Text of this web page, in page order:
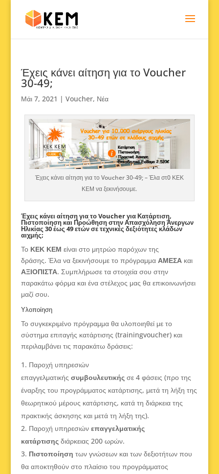
Έχεις κάνει αίτηση για το Voucher
30-49;
Μάι 7, 2021 | Voucher, Νέα
Έχεις κάνει αίτηση για το Voucher 30-49; – Έλα στ0 ΚΕΚ
ΚΕΜ να ξεκινήσουμε.
Έχεις κάνει αίτηση για το Voucher για Κατάρτιση,
Πιστοποίηση και Προώθηση στην Απασχόληση Άνεργων
Ηλικίας 30 έως 49 ετών σε τεχνικές δεξιότητες κλάδων
αιχμής;
ΤοΚΕΚ ΚΕΜ είναι στο μητρώο παρόχων της
δράσης. Έλα να ξεκινήσουμε το πρόγραμμαΑΜΕΣΑκαι
ΑΞΙΟΠΙΣΤΑ. Συμπλήρωσε τα στοιχεία σου στην
παρακάτω φόρμα και ένα στέλεχος μας θα επικοινωνήσει
μαζί σου.
Υλοποίηση
Το συγκεκριμένο πρόγραμμα θα υλοποιηθεί με το
σύστημα επιταγής κατάρτισης (trainingvoucher) και
περιλαμβάνει τις παρακάτω δράσεις:
Παροχή υπηρεσιών
επαγγελματικής συμβουλευτικήςσε 4 φάσεις (προ της
έναρξης του προγράμματος κατάρτισης, μετά τη λήξη της
θεωρητικού μέρους κατάρτισης, κατά τη διάρκεια της
πρακτικής άσκησης και μετά τη λήξη της).
Παροχή υπηρεσιώνεπαγγελματικής
κατάρτισης διάρκειας 200 ωρών.
Πιστοποίηση των γνώσεων και των δεξιοτήτων που
θα αποκτηθούν στο πλαίσιο του προγράμματος